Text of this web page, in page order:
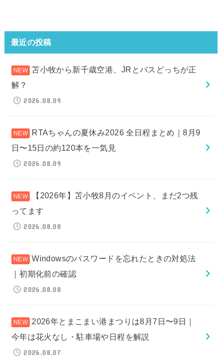
最近の投稿
苫小牧から新千歳空港、JRとバスどっちが正
解？
2026.08.09
RTAちゃんの夏休み2026 全日程まとめ｜8月9
日〜15日の約120本を一気見
2026.08.09
【2026年】苫小牧8月のイベント、まだ2つ残
ってます
2026.08.08
Windowsのパスワードを忘れたときの対処法
｜初期化前の確認
2026.08.08
2026年とまこまい港まつりは8月7日〜9日｜
今年は花火なし・駐車場や日程を解説
2026.08.07